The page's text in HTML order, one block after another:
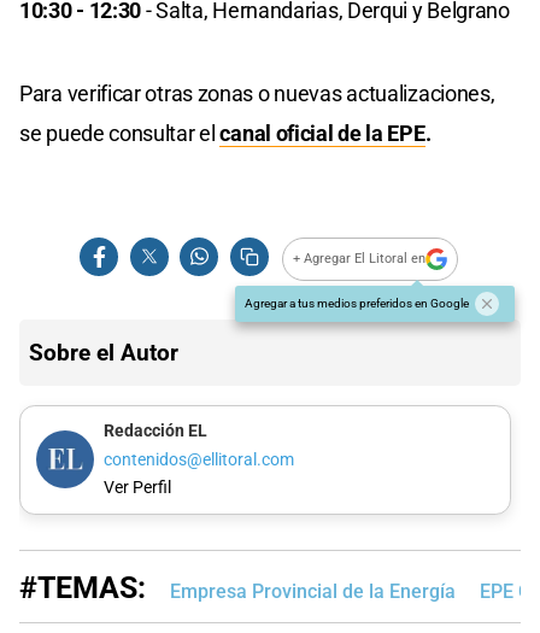
10:30 - 12:30- Salta, Hernandarias, Derqui y Belgrano
Para verificar otras zonas o nuevas actualizaciones,
se puede consultar elcanal oficial de la EPE.
+ Agregar El Litoral en
Agregar a tus medios preferidos en Google
Sobre el Autor
Redacción EL
contenidos@ellitoral.com
Ver Perfil
#TEMAS: Empresa Provincial de la Energía EPE